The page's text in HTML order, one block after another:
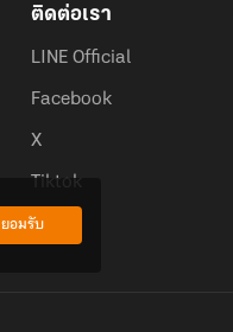
ติดต่อเรา
LINE Official
Facebook
X
Tiktok
ยอมรับ